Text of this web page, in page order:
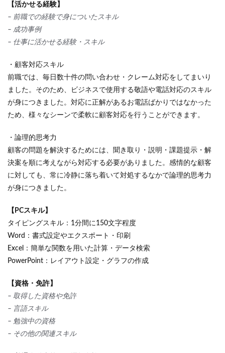
【活かせる経験】
– 前職での経験で身についたスキル
– 成功事例
– 仕事に活かせる経験・スキル
・顧客対応スキル
前職では、毎日数十件の問い合わせ・クレーム対応をしてまいり
ました。そのため、ビジネスで使用する敬語や電話対応のスキル
が身につきました。対応に正解があるお電話ばかりではなかった
ため、様々なシーンで柔軟に顧客対応を行うことができます。
・論理的思考力
顧客の問題を解決するためには、聞き取り・説明・課題提示・解
決案を順に考えながら対応する必要がありました。感情的な顧客
に対しても、常に冷静に落ち着いて対処するなかで論理的思考力
が身につきました。
【PCスキル】
タイピングスキル：1分間に150文字程度
Word：書式設定やエクスポート・印刷
Excel：簡単な関数を用いた計算・データ検索
PowerPoint：レイアウト設定・グラフの作成
【資格・免許】
– 取得した資格や免許
– 言語スキル
– 勉強中の資格
– その他の関連スキル